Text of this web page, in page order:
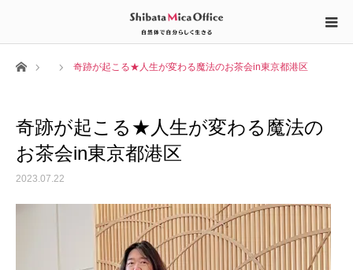
ホーム 奇跡が起こる★人生が変わる魔法のお茶会in東京都港区
奇跡が起こる★人生が変わる魔法の
お茶会in東京都港区
2023.07.22